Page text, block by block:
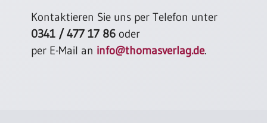
Kontaktieren Sie uns per Telefon unter
0341 / 477 17 86 oder
per E-Mail an info@thomasverlag.de.